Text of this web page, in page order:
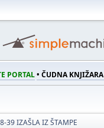
PORTAL• ČUDNA KNJIŽARA
39 IZAŠLA IZ ŠTAMPE